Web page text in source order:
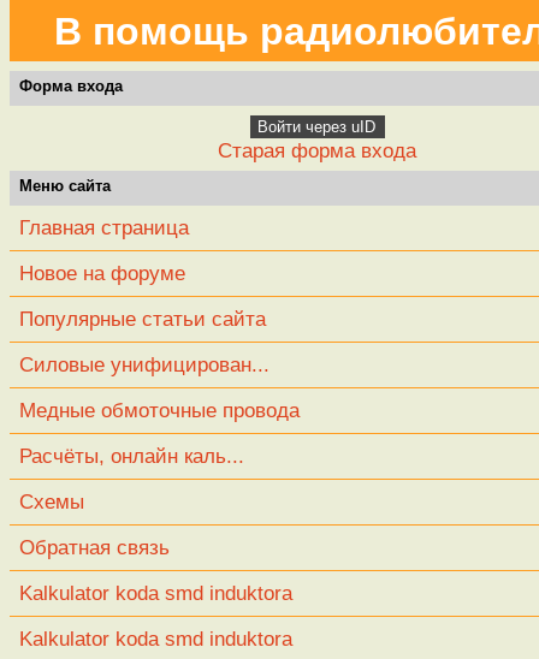
В помощь
Форма входа
Войти через uID
Старая форма входа
Меню сайта
Главная страница
Новое на форуме
Популярные статьи сайта
Силовые унифицирован...
Медные обмоточные провода
Расчёты, онлайн каль...
Схемы
Обратная связь
Kalkulator koda smd induktora
Kalkulator koda smd induktora